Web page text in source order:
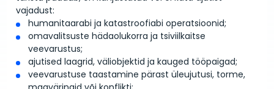
vajadust:
humanitaarabi ja katastroofiabi operatsioonid;
omavalitsuste hädaolukorra ja tsiviilkaitse
veevarustus;
ajutised laagrid, väliobjektid ja kauged tööpaigad;
veevarustuse taastamine pärast üleujutusi, torme,